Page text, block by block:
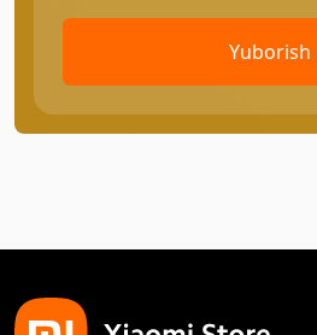
Yuborish